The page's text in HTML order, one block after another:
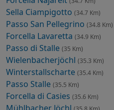
Sella Ciampigotto (34.7 Km)
Passo San Pellegrino (34.8 Km)
Forcella Lavaretta (34.9 Km)
Passo di Stalle (35 Km)
Wielenbacherjöchl (35.3 Km)
Winterstallscharte (35.4 Km)
Passo Stalle (35.5 Km)
Forcella di Casies (35.6 Km)